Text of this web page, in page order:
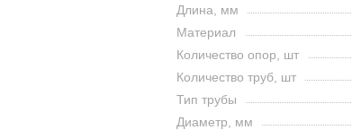
Длина, мм
Материал
Количество опор, шт
Количество труб, шт
Тип трубы
Диаметр, мм